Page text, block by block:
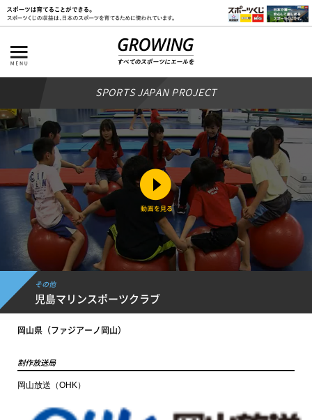
SPORTS JAPAN PROJECT
その他
児島マリンスポーツクラブ
岡山県（ファジアーノ岡山）
制作放送局
岡山放送（OHK）